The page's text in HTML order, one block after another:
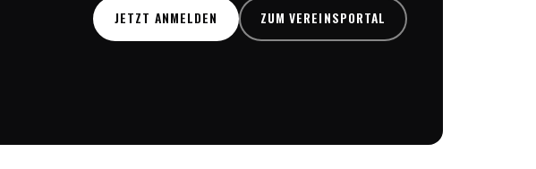
JETZT ANMELDEN ZUM VEREINSPORTAL